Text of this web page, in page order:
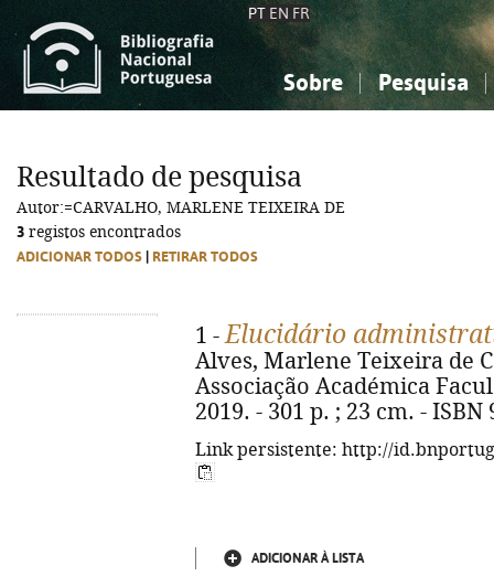
PT EN FR
Sobre Pesquisa
Ciências sociais...
Ciências sociais...
Resultado de pesquisa
Autor:=CARVALHO, MARLENE TEIXEIRA DE
3 registos encontrados
ADICIONAR TODOS RETIRAR TODOS
1 -Elucidário
Alves, Marlene Teixeira de
Associação Académica
2019. - 301 p. ; 23 cm. - ISBN
Link persistente: http://
ADICIONAR À LISTA